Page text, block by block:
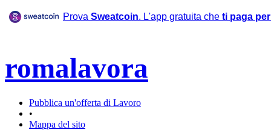
Prova Sweatcoin. L'app gratuita che ti paga
romalavora
Pubblica un'offerta di Lavoro
•
Mappa del sito